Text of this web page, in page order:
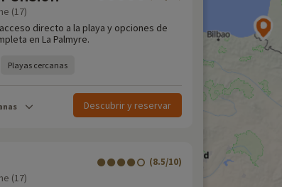
(17)
directo a la playa y opciones de
en La Palmyre.
Playas cercanas
Descubrir y reservar
(8.5/10)
(17)